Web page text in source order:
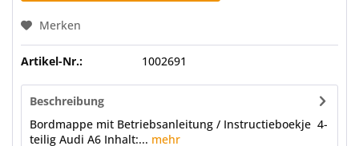
Merken
Artikel-Nr.: 1002691
Beschreibung
Bordmappe mit Betriebsanleitung / Instructieboekje 4-
teilig Audi A6 Inhalt:... mehr